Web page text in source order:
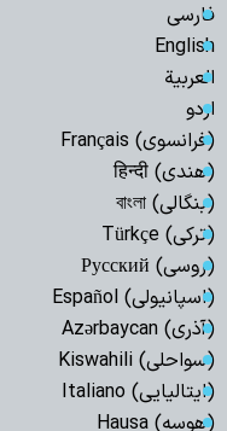
فارسی
English
العربیة
اردو
(فرانسوی) Français
(هندی) हिन्दी
(بنگالی) বাংলা
(ترکی) Türkçe
(روسی) Русский
(اسپانیولی) Español
(آذری) Azərbaycan
(سواحلی) Kiswahili
(ایتالیایی) Italiano
(هوسه) Hausa